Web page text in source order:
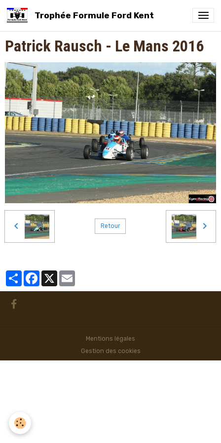
Trophée Formule Ford Kent
Patrick Rausch - Le Mans 2016
Retour
PartagerFacebook
Mentions légales
Gestion des cookies